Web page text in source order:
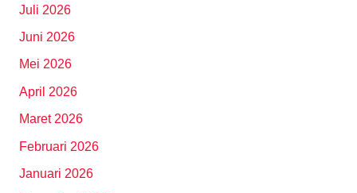
Juli 2026
Juni 2026
Mei 2026
April 2026
Maret 2026
Februari 2026
Januari 2026